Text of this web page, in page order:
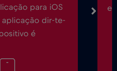
para iOS
aplicação dir-te-
é